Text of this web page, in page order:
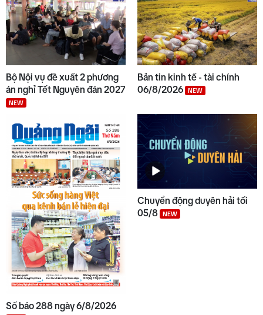
Bộ Nội vụ đề xuất 2 phương
án nghỉ Tết Nguyên đán 2027
NEW
Bản tin kinh tế - tài chính
06/8/2026
NEW
Số báo 288 ngày 6/8/2026
Chuyển động duyên hải tối
05/8
NEW